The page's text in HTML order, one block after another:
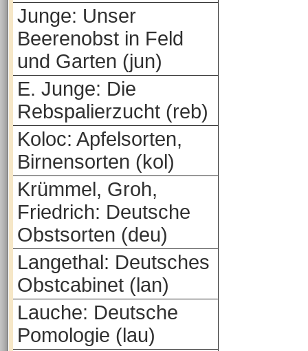
Junge: Unser
Beerenobst in Feld
und Garten (jun)
E. Junge: Die
Rebspalierzucht (reb)
Koloc: Apfelsorten,
Birnensorten (kol)
Krümmel, Groh,
Friedrich: Deutsche
Obstsorten (deu)
Langethal: Deutsches
Obstcabinet (lan)
Lauche: Deutsche
Pomologie (lau)